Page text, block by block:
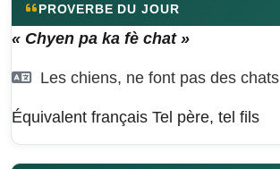
PROVERBE DU JOUR
« Chyen pa ka fè chat »
Les chiens, ne font pas des chats
Équivalent français Tel père, tel fils